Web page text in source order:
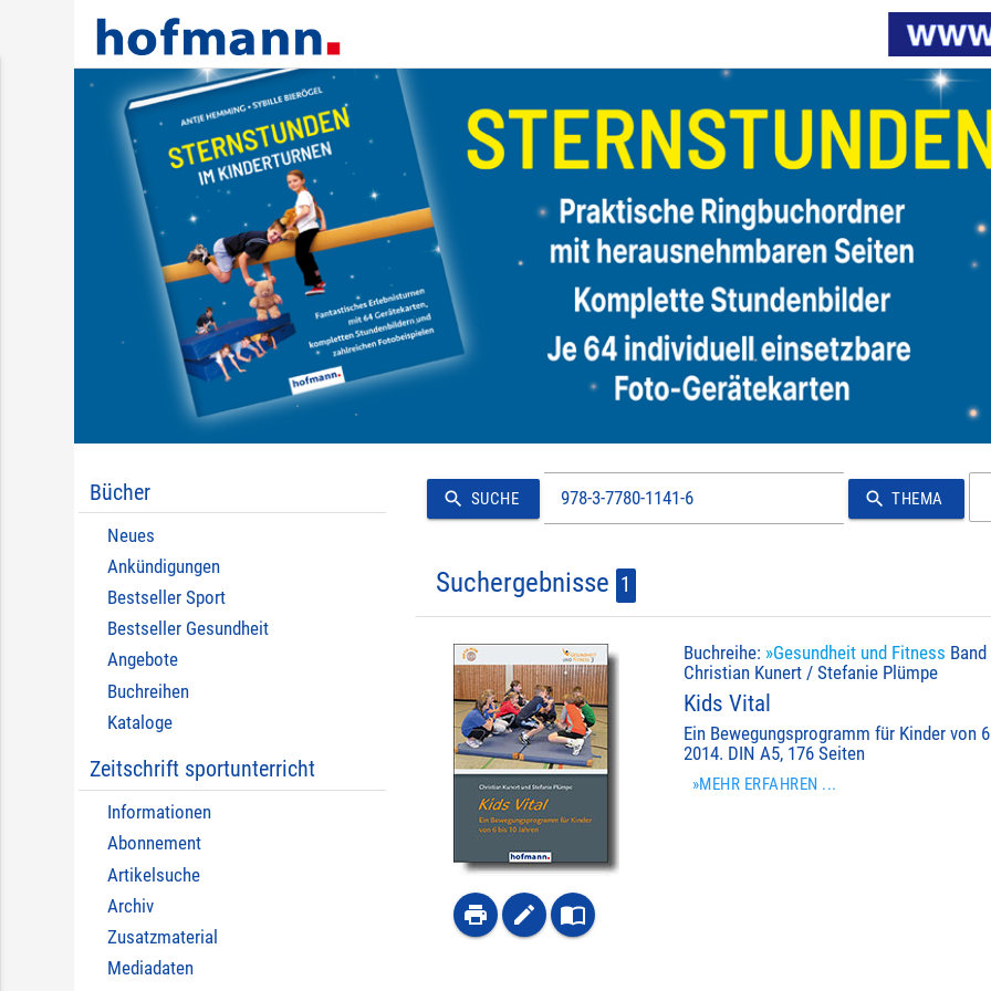
Bücher
Neues
Ankündigungen
Bestseller Sport
Bestseller Gesundheit
Angebote
Buchreihen
Kataloge
Zeitschrift sportunterricht
Informationen
Abonnement
Artikelsuche
Archiv
Zusatzmaterial
Mediadaten
search SUCHE search THEMA
Suchergebnisse 1
Buchreihe: »Gesundheit und Fitness Band
Christian Kunert / Stefanie Plümpe
Kids Vital
Ein Bewegungsprogramm für Kinder von
2014. DIN A5, 176 Seiten
»MEHR ERFAHREN ...
print create import_contacts